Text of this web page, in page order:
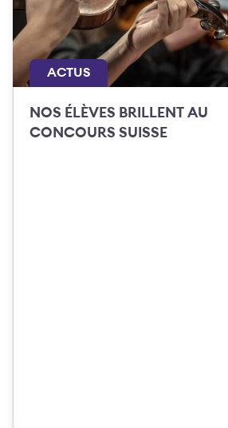
ACTUS
NOS ÉLÈVES BRILLENT AU
CONCOURS SUISSE